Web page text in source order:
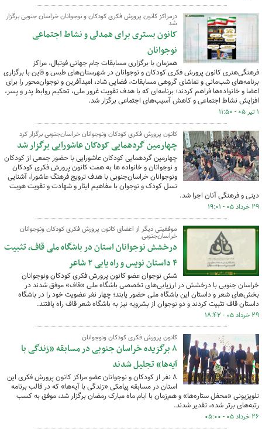
درمراکز کانون پرورش فکری کودکان و نوجوانان خراسان جنوبی برگزار
شد
کانون بستری برای همدلی و نشاط اجتماعی
نوجوانان
همزمان با برگزاری مسابقات جام جهانی فوتبال، مراکز
فرهنگی‌هنری کانون پرورش فکری کودکان و نوجوانان در شهرستان‌های طبس و قاین با برگزاری
برنامه‌های شب‌مانی و تماشای گروهی مسابقات، فضایی شاد، امیدآفرین و نوجوان‌محور را برای
اعضا و خانواده‌ها فراهم کردند؛ برنامه‌ای که با هدف تقویت غرور ملی، تحکیم روابط پدر و پسر،
افزایش نشاط اجتماعی و کاهش آسیب‌های اجتماعی برگزار شد.
۱ تیر ۰۵ - ۱۱:۵۰
کانون پرورش فکری کودکان ونوجوانان خراسان‌جنوبی برگزار کرد
چهارمین گردهمایی کودکان عاشورایی برگزار شد
چهارمین گردهمایی کودکان عاشورایی با حضور جمعی از کودکان
و نوجوانان و خانواده ها به همت کانون پرورش فکری کودکان
ونوجوانان خراسان‌جنوبی با هدف ترویج فرهنگ عاشورا، آشنایی
نسل کودک و نوجوان با مفاهیم ایثار و شهادت و تقویت هویت
دینی و فرهنگی آنان اجرا شد.
۲۹ خرداد ۰۵ - ۱۹:۰۱
موفقیتی دیگر از اعضای کانون پرورش فکری کودکان ونوجوانان
خراسان‌جنوبی
درخشش نوجوانان استان در باشگاه ملی قاف، تثبیت
۴ داستان نویس و راه یابی ۲ شاعر
شش نوجوان عضو کانون پرورش فکری کودکان ونوجوانان
خراسان جنوبی با درخشش در ارزیابی‌های تخصصی باشگاه ملی «قاف» موفق شدند در
بخش‌های شعر و داستان این باشگاه ملی حضور یابند؛ چهار نفر عضویت خود را در باشگاه
داستان قاف تثبیت کردند و دو نوجوان از بشرویه نیز به باشگاه شعر قاف راه یافتند.
۲۹ خرداد ۰۵ - ۱۸:۴۲
کانون پرورش فکری کودکان ونوجوانان
۸ برگزیده خراسان جنوبی در مسابقه «زندگی با
آیه‌ها» تجلیل شدند
۸ نفر از کودکان و نوجوانان عضو مراکز کانون پرورش فکری این
استان در مسابقه پیامکی «زندگی با آیه‌ها» که در قالب برنامه
تلویزیونی «محفل ستاره‌ها» و هم‌زمان با ایام ماه مبارک رمضان برگزار شد، موفق به کسب
رتبه‌های برتر شده، تقدیر شدند.
۲۶ خرداد ۰۵ - ۰۵:۰۰